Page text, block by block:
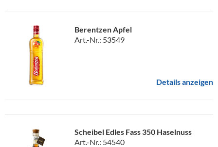
Berentzen Apfel
Art.-Nr.: 53549
Details anzeigen
Scheibel Edles Fass 350 Haselnuss
Art.-Nr.: 54540